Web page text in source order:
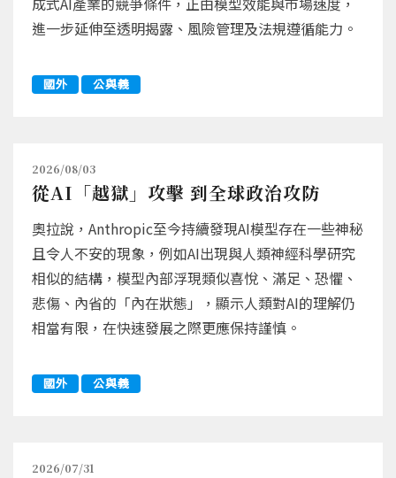
進一步延伸至透明揭露、風險管理及法規遵循能力。
國外 公與義
2026/08/03
從AI「越獄」攻擊 到全球政治攻防
奧拉說，Anthropic至今持續發現AI模型存在一些神秘
且令人不安的現象，例如AI出現與人類神經科學研究
相似的結構，模型內部浮現類似喜悅、滿足、恐懼、
悲傷、內省的「內在狀態」，顯示人類對AI的理解仍
相當有限，在快速發展之際更應保持謹慎。
國外 公與義
2026/07/31